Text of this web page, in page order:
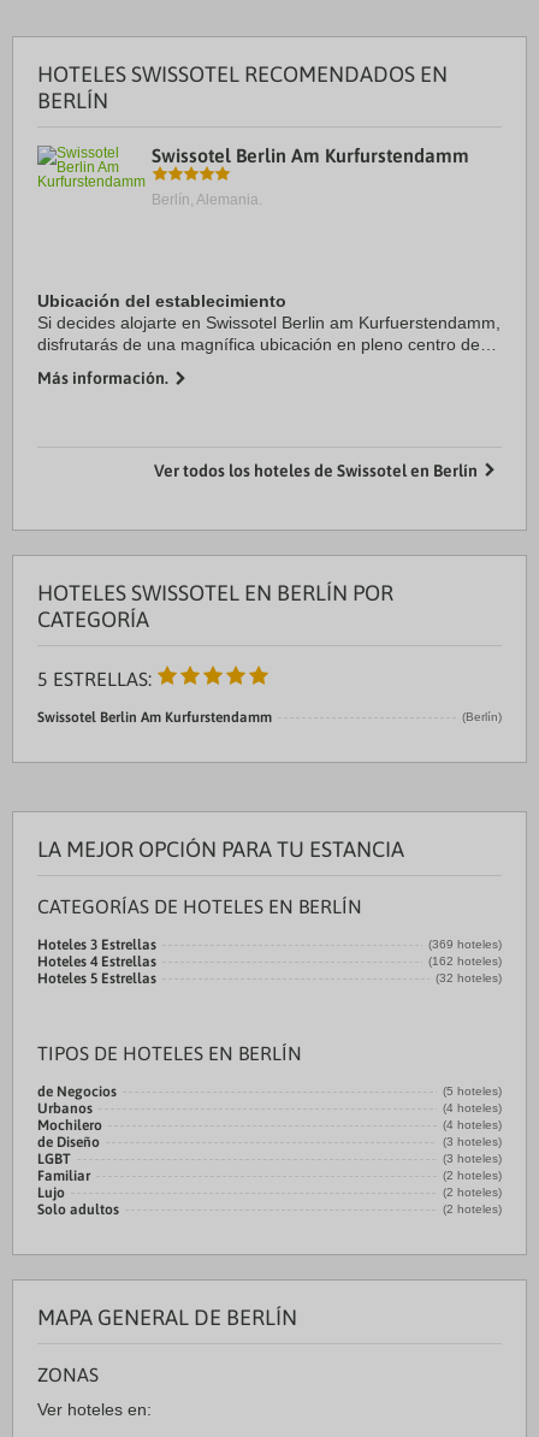
HOTELES SWISSOTEL RECOMENDADOS EN
BERLÍN
Swissotel Berlin Am Kurfurstendamm
Berlín, Alemania.
Ubicación del establecimiento
Si decides alojarte en Swissotel Berlin am Kurfuerstendamm,
disfrutarás de una magnífica ubicación en pleno centro de
Káiser Guillermo y Jardín ...
Más información.
Ver todos los hoteles de Swissotel en Berlín
HOTELES SWISSOTEL EN BERLÍN POR
CATEGORÍA
5 ESTRELLAS:
Swissotel Berlin Am Kurfurstendamm (Berlín)
LA MEJOR OPCIÓN PARA TU ESTANCIA
CATEGORÍAS DE HOTELES EN BERLÍN
Hoteles 3 Estrellas (369 hoteles)
Hoteles 4 Estrellas (162 hoteles)
Hoteles 5 Estrellas (32 hoteles)
TIPOS DE HOTELES EN BERLÍN
de Negocios (5 hoteles)
Urbanos (4 hoteles)
Mochilero (4 hoteles)
de Diseño (3 hoteles)
LGBT (3 hoteles)
Familiar (2 hoteles)
Lujo (2 hoteles)
Solo adultos (2 hoteles)
MAPA GENERAL DE BERLÍN
ZONAS
Ver hoteles en: